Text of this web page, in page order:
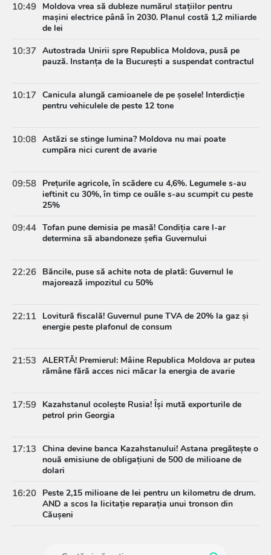
10:49 Moldova vrea să dubleze numărul stațiilor pentru
mașini electrice până în 2030. Planul costă 1,2 miliarde
de lei
10:37 Autostrada Unirii spre Republica Moldova, pusă pe
pauză. Instanța de la București a suspendat contractul
10:17 Canicula alungă camioanele de pe șosele! Interdicție
pentru vehiculele de peste 12 tone
10:08 Astăzi se stinge lumina? Moldova nu mai poate
cumpăra nici curent de avarie
09:58 Prețurile agricole, în scădere cu 4,6%. Legumele s-au
ieftinit cu 30%, în timp ce ouăle s-au scumpit cu peste
25%
09:44 Tofan pune demisia pe masă! Condiția care l-ar
determina să abandoneze șefia Guvernului
22:26 Băncile, puse să achite nota de plată: Guvernul le
majorează impozitul cu 50%
22:11 Lovitură fiscală! Guvernul pune TVA de 20% la gaz și
energie peste plafonul de consum
21:53 ALERTĂ! Premierul: Mâine Republica Moldova ar putea
rămâne fără acces nici măcar la energia de avarie
17:59 Kazahstanul ocolește Rusia! Își mută exporturile de
petrol prin Georgia
17:13 China devine banca Kazahstanului! Astana pregătește o
nouă emisiune de obligațiuni de 500 de milioane de
dolari
16:20 Peste 2,15 milioane de lei pentru un kilometru de drum.
AND a scos la licitație reparația unui tronson din
Căușeni